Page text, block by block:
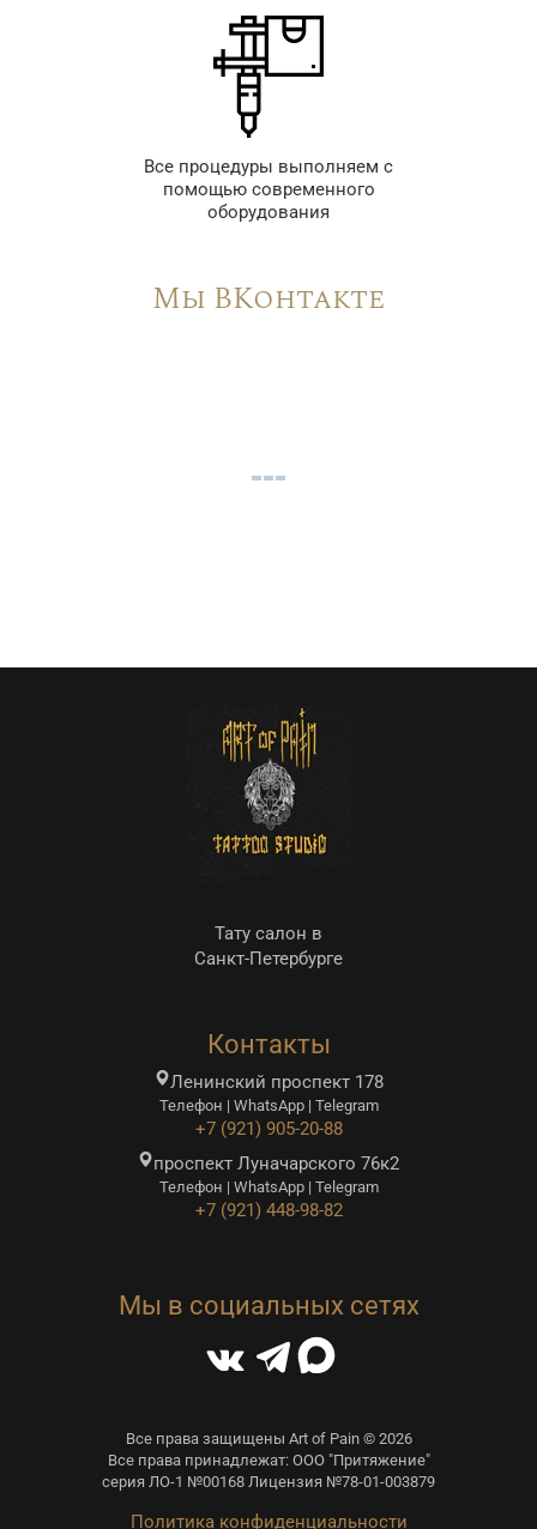
Все процедуры выполняем с
помощью современного
оборудования
Мы ВКонтакте
Тату салон в
Санкт-Петербурге
Контакты
Ленинский проспект 178
Телефон | WhatsApp | Telegram
+7 (921) 905-20-88
проспект Луначарского 76к2
Телефон | WhatsApp | Telegram
+7 (921) 448-98-82
Мы в социальных сетях
Все права защищены Art of Pain © 2026
Все права принадлежат: ООО "Притяжение"
серия ЛО-1 №00168 Лицензия №78-01-003879
Политика конфиденциальности